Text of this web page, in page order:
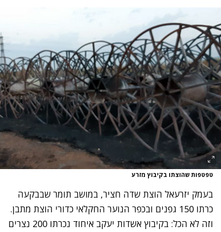
טפטפות שהוצתו בקיבוץ מזרע
בעמק יזרעאל הוצת שדה חציר, במושב תומר שבבקעה
כרתו 150 גפנים ובכפר הנוער החקלאי כדורי הוצת מתבן.
וזה לא הכל: בקיבוץ אשדות יעקב איחוד נכרתו 200 נצרים